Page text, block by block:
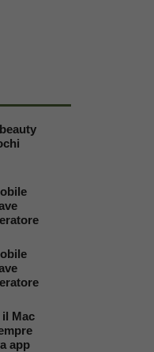
Mac
app